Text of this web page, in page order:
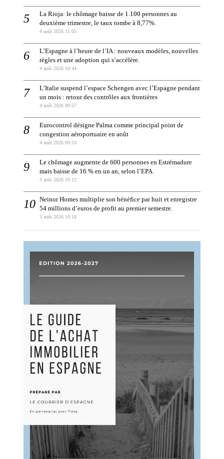
La Rioja: le chômage baisse de 1.100 personnes au
deuxième trimestre, le taux tombe à 8,77%.
4 août 2026 11:05
L’Espagne à l’heure de l’IA : nouveaux modèles, nouvelles
règles et une adoption qui s’accélère.
4 août 2026 10:44
L’Italie suspend l’espace Schengen avec l’Espagne pendant
un mois : retour des contrôles aux frontières
4 août 2026 09:57
Eurocontrol désigne Palma comme principal point de
congestion aéroportuaire en août
4 août 2026 09:53
Le chômage augmente de 600 personnes en Estrémadure
mais baisse de 16 % en un an, selon l’EPA.
3 août 2026 16:12
Neinor Homes multiplie son bénéfice par huit et enregistre
54 millions d’euros de profit au premier semestre.
3 août 2026 10:18